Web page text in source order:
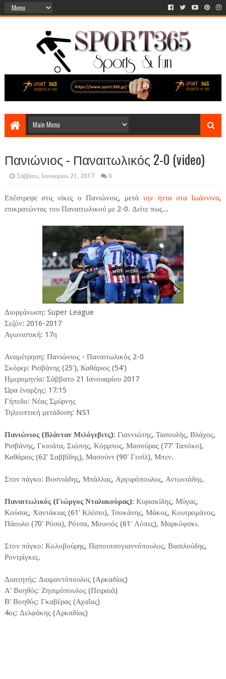
Πανιώνιος - Παναιτωλικός 2-0 (video)
Σάββατο, Ιανουαρίου 21, 2017 0
Επέστρεψε στις νίκες ο Πανιώνιος, μετάτην ήττα στα Ιωάννινα,
επικρατώντας του Παναιτωλικού με 2-0. Δείτε πως...
Διοργάνωση: Super League
Σεζόν: 2016-2017
Αγωνιστική: 17η
Αναμέτρηση: Πανιώνιος - Παναιτωλικός 2-0
Σκόρερ: Ρισβάνης (25'), Καθάριος (54')
Ημερομηνία: Σάββατο 21 Ιανουαρίου 2017
Ώρα έναρξης: 17:15
Γήπεδο: Νέας Σμύρνης
Τηλεοπτική μετάδοση: NS1
Πανιώνιος (Βλάνταν Μιλόγεβιτς): Γιαννιώτης, Τασουλής, Βλάχος,
Ρισβάνης, Γκιοάτα, Σιώπης, Κόρμπος, Μασούρας (77' Ταπόκο),
Καθάριος (62' Σαββίδης), Μασούντ (90' Γεσίλ), Μπεν.
Στον πάγκο: Βοσνιάδης, Μπάλλας, Αργυρόπουλος, Αντωνιάδης.
Παναιτωλικός (Γιώργος Νταλακούρας): Κυριακίδης, Μύγας,
Κούσας, Χαντάκιας (61' Κλέσιο), Τσοκάνης, Μάκος, Κουτρομάνος,
Πάουλο (70' Ρόσα), Ρότσα, Μουνιός (61' Λόπες), Μαρκόφσκι.
Στον πάγκο: Κολοβούρης, Παπουτσογιαννόπουλος, Βασιλούδης,
Ροντρίγκες.
Διαιτητής: Διαμαντόπουλος (Αρκαδίας)
Α' Βοηθός: Ζησιμόπουλος (Πειραιά)
Β' Βοηθός: Γκαβέρας (Αχαΐας)
4ος: Δελφάκης (Αρκαδίας)